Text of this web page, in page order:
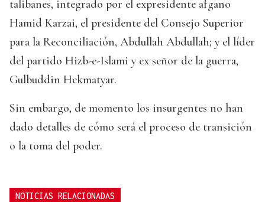
talibanes, integrado por el expresidente afgano
Hamid Karzai, el presidente del Consejo Superior
para la Reconciliación, Abdullah Abdullah; y el líder
del partido Hizb-e-Islami y ex señor de la guerra,
Gulbuddin Hekmatyar.
Sin embargo, de momento los insurgentes no han
dado detalles de cómo será el proceso de transición
o la toma del poder.
NOTICIAS RELACIONADAS